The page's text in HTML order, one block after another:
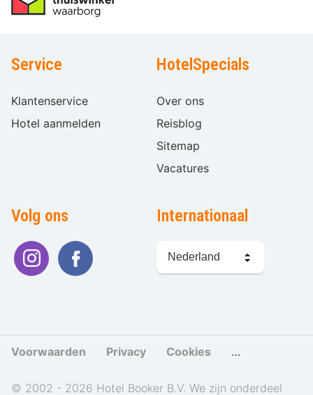
Service
Klantenservice
Hotel aanmelden
HotelSpecials
Over ons
Reisblog
Sitemap
Vacatures
Volg ons Internationaal
kiezen
Voorwaarden Privacy Cookies Cookies
© 2002 - 2026 Hotel Booker B.V. We zijn onderdeel